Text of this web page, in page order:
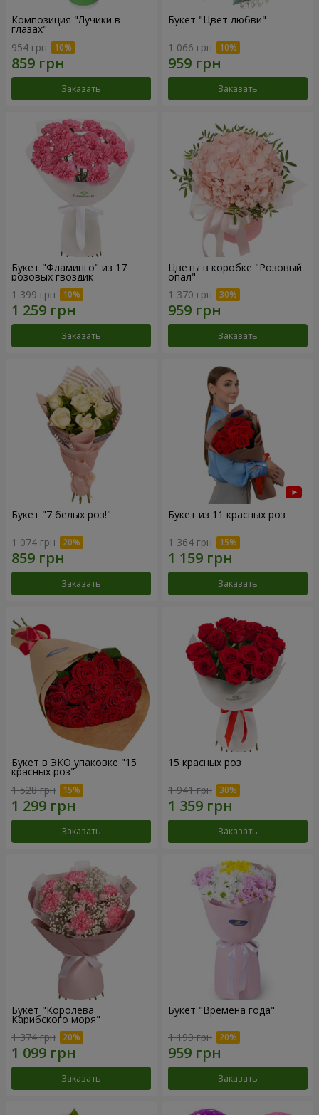
Композиция "Лучики в
глазах"
954 грн
Заказать
Букет "Цвет любви"
1 066 грн
Заказать
Букет "Фламинго" из 17
розовых гвоздик
1 399 грн
Заказать
Цветы в коробке "Розовый
опал"
1 370 грн
Заказать
Букет "7 белых роз!"
1 074 грн
Заказать
Букет из 11 красных роз
1 364 грн
Заказать
Букет в ЭКО упаковке "15
красных роз"
1 528 грн
Заказать
15 красных роз
1 941 грн
Заказать
Букет "Королева
Карибского моря"
1 374 грн
Заказать
Букет "Времена года"
1 199 грн
Заказать